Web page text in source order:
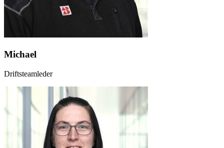
Michael
Driftsteamleder